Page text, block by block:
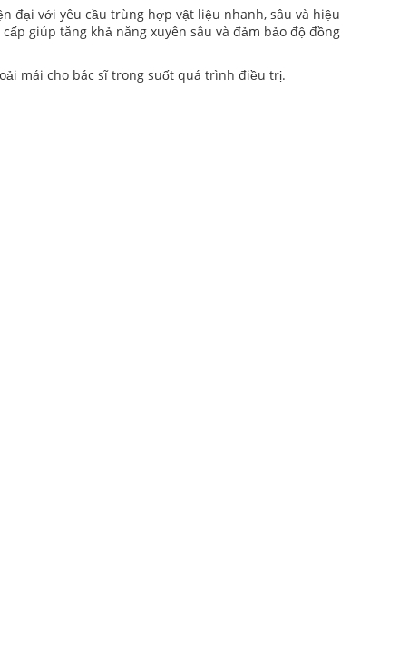
đại với yêu cầu trùng hợp vật liệu nhanh, sâu và hiệu
giúp tăng khả năng xuyên sâu và đảm bảo độ đồng
mái cho bác sĩ trong suốt quá trình điều trị.